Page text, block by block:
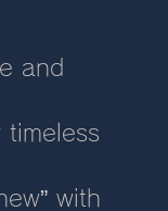
and
timeless
with